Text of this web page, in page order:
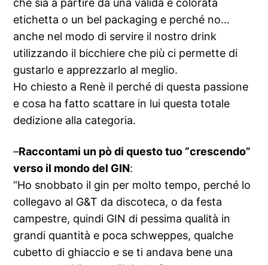
che sia a partire da una valida e colorata
etichetta o un bel packaging e perché no…
anche nel modo di servire il nostro drink
utilizzando il bicchiere che più ci permette di
gustarlo e apprezzarlo al meglio.
Ho chiesto a Renè il perché di questa passione
e cosa ha fatto scattare in lui questa totale
dedizione alla categoria.
–Raccontami un pò di questo tuo “crescendo”
verso il mondo del GIN:
“Ho snobbato il gin per molto tempo, perché lo
collegavo al G&T da discoteca, o da festa
campestre, quindi GIN di pessima qualità in
grandi quantità e poca schweppes, qualche
cubetto di ghiaccio e se ti andava bene una